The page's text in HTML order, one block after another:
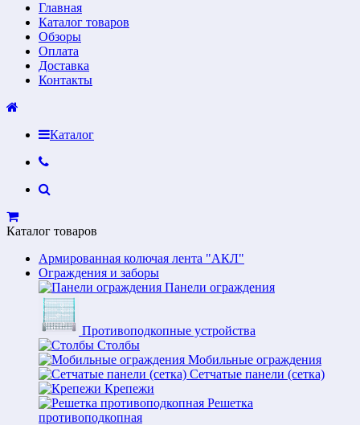
Главная
Каталог товаров
Обзоры
Оплата
Доставка
Контакты
Каталог
Каталог товаров
Армированная колючая лента "АКЛ"
Ограждения и заборы
Панели ограждения
Противоподкопные устройства
Столбы
Мобильные ограждения
Сетчатые панели (сетка)
Крепежи
Решетка
противоподкопная